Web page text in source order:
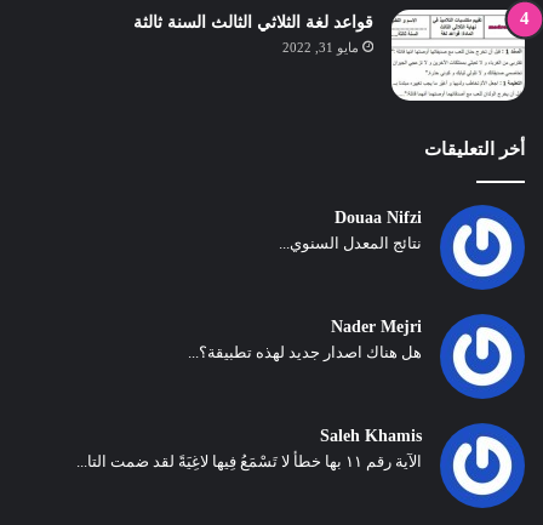
قواعد لغة الثلاثي الثالث السنة ثالثة
مايو 31, 2022
أخر التعليقات
Douaa Nifzi
نتائج المعدل السنوي...
Nader Mejri
هل هناك اصدار جديد لهذه تطبيقة؟...
Saleh Khamis
الآية رقم ١١ بها خطأ لا تَسْمَعُ فِيها لاغِيَةً لقد ضمت التا...